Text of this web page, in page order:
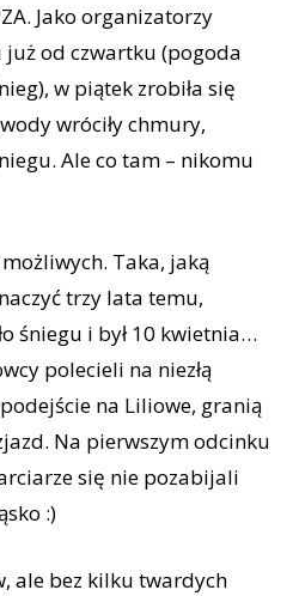
Jako organizatorzy
od czwartku (pogoda
w piątek zrobiła się
wróciły chmury,
Ale co tam – nikomu
Taka, jaką
trzy lata temu,
śniegu i był 10 kwietnia…
polecieli na niezłą
na Liliowe, granią
Na pierwszym odcinku
się nie pozabijali
:)
ale bez kilku twardych